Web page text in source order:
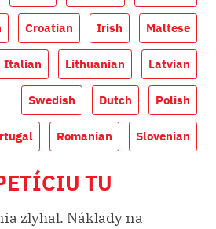
Croatian Irish Maltese
Italian Lithuanian Latvian
Swedish Dutch Polish
Romanian Slovenian
TU
zlyhal. Náklady na